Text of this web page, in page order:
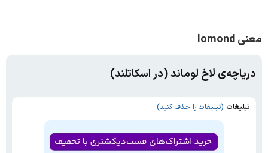
معنی lomond
دریاچه‌ی لاخ لوماند (در اسکاتلند)
تبلیغات (تبلیغات را حذف کنید)